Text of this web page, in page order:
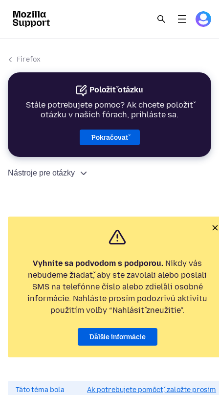
Firefox
Položiť otázku
Stále potrebujete pomoc? Ak chcete položiť
otázku v našich fórach, prihláste sa.
Pokračovať
Nástroje pre otázky
Vyhnite sa podvodom s podporou. Nikdy vás
nebudeme žiadať, aby ste zavolali alebo poslali
SMS na telefónne číslo alebo zdieľali osobné
informácie. Nahláste prosím podozrivú aktivitu
použitím voľby “Nahlásiť zneužitie”.
Ďalšie informácie
Táto téma bola
Ak potrebujete pomôcť, založte prosím